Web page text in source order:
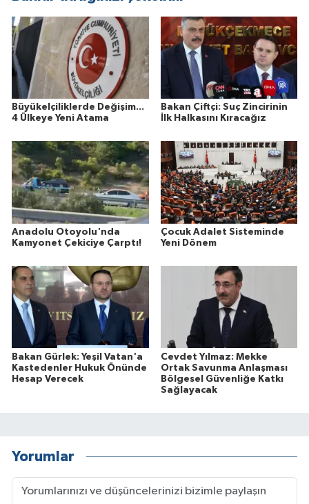
Büyükelçiliklerde Değişim...
4 Ülkeye Yeni Atama
Bakan Çiftçi: Suç Zincirinin
İlk Halkasını Kıracağız
Anadolu Otoyolu'nda
Kamyonet Çekiciye Çarptı!
Çocuk Adalet Sisteminde
Yeni Dönem
Bakan Gürlek: Yeşil Vatan'a
Kastedenler Hukuk Önünde
Hesap Verecek
Cevdet Yılmaz: Mekke
Ortak Savunma Anlaşması
Bölgesel Güvenliğe Katkı
Sağlayacak
Yorumlar